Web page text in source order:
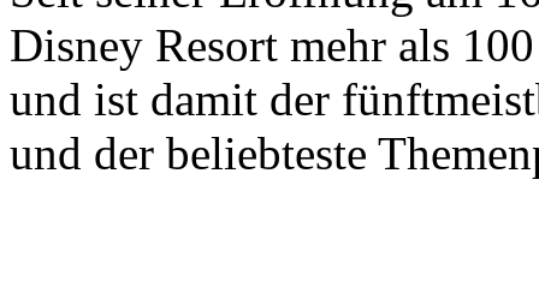
Disney Resort mehr als
und ist damit der
und der beliebteste